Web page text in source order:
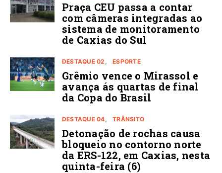
Praça CEU passa a contar
com câmeras integradas ao
sistema de monitoramento
de Caxias do Sul
DESTAQUE 02 ESPORTE
Grêmio vence o Mirassol e
avança ás quartas de final
da Copa do Brasil
DESTAQUE 04 TRÂNSITO
Detonação de rochas causa
bloqueio no contorno norte
da ERS-122, em Caxias, nesta
quinta-feira (6)